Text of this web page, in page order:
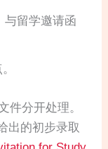
与留学邀请函
件分开处理。
出的初步录取